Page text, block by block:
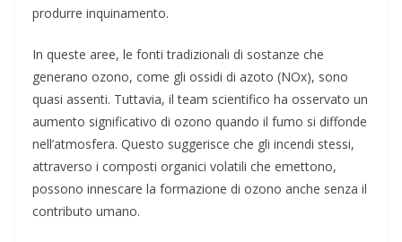
produrre inquinamento.
In queste aree, le fonti tradizionali di sostanze che
generano ozono, come gli ossidi di azoto (NOx), sono
quasi assenti. Tuttavia, il team scientifico ha osservato un
aumento significativo di ozono quando il fumo si diffonde
nell’atmosfera. Questo suggerisce che gli incendi stessi,
attraverso i composti organici volatili che emettono,
possono innescare la formazione di ozono anche senza il
contributo umano.